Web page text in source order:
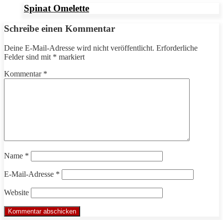
Spinat Omelette
Schreibe einen Kommentar
Deine E-Mail-Adresse wird nicht veröffentlicht. Erforderliche
Felder sind mit * markiert
Kommentar *
Name *
E-Mail-Adresse *
Website